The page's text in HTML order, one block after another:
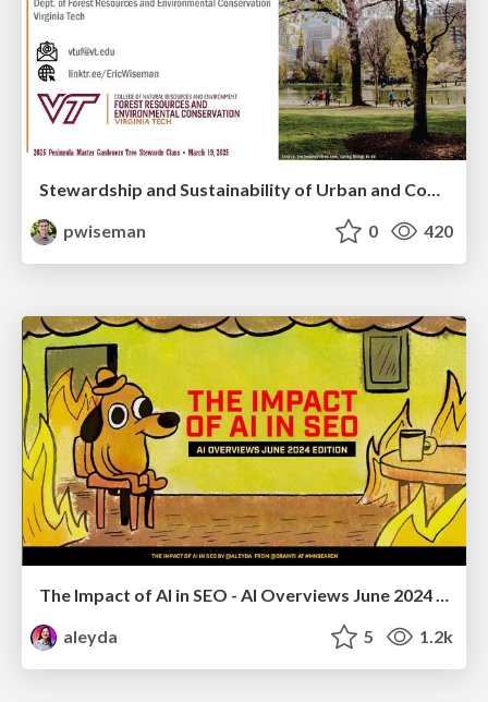
pwiseman
0 420
The Impact of AI in SEO - AI Overviews June 2024 Edition
aleyda
5 1.2k